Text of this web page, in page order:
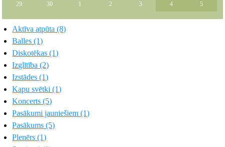
29 30 1 2 3 4 5
Aktīva atpūta (8)
Balles (1)
Diskotēkas (1)
Izglītība (2)
Izstādes (1)
Kapu svētki (1)
Koncerts (5)
Pasākumi jauniešiem (1)
Pasākums (5)
Plenērs (1)